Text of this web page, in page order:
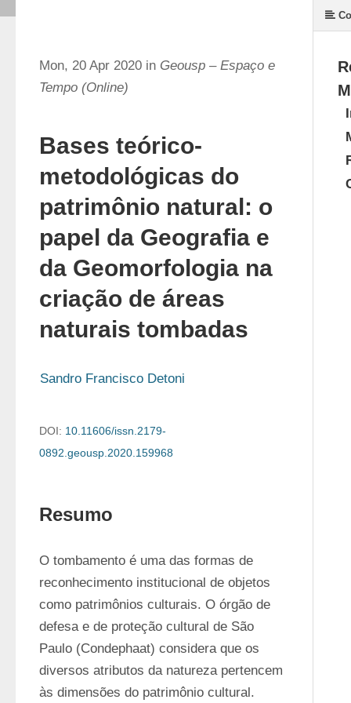
Mon, 20 Apr 2020 in Geousp – Espaço e
Tempo (Online)
Bases teórico-
metodológicas do
patrimônio natural: o
papel da Geografia e
da Geomorfologia na
criação de áreas
naturais tombadas
Sandro Francisco Detoni
DOI: 10.11606/issn.2179-
0892.geousp.2020.159968
Resumo
O tombamento é uma das formas de
reconhecimento institucional de objetos
como patrimônios culturais. O órgão de
defesa e de proteção cultural de São
Paulo (Condephaat) considera que os
diversos atributos da natureza pertencem
às dimensões do patrimônio cultural.